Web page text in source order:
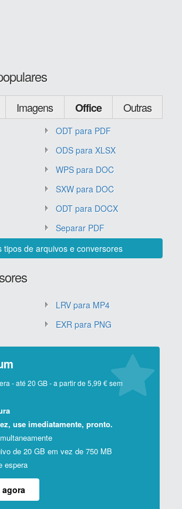
Imagens Office Outras
ODT para PDF
ODS para XLSX
WPS para DOC
SXW para DOC
ODT para DOCX
Separar PDF
tipos de arquivos e conversores
LRV para MP4
EXR para PNG
- até 20 GB - a partir de 5,99 € sem
use imediatamente, pronto.
de 20 GB em vez de 750 MB
espera